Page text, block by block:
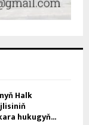
Halk
hukugyň...